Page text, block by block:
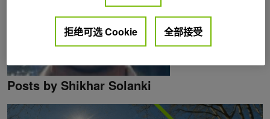
Posts by Shikhar Solanki
拒绝可选 Cookie 全部接受